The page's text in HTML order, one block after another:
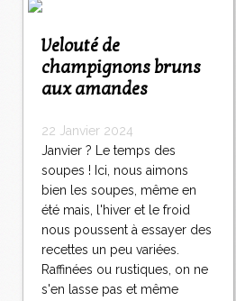
Velouté de
champignons bruns
aux amandes
22 Janvier 2024
Janvier ? Le temps des
soupes ! Ici, nous aimons
bien les soupes, même en
été mais, l'hiver et le froid
nous poussent à essayer des
recettes un peu variées.
Raffinées ou rustiques, on ne
s'en lasse pas et même